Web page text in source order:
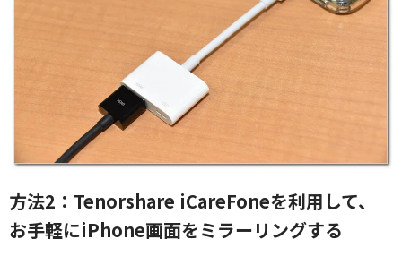
方法2：Tenorshare iCareFoneを利用して、
お手軽にiPhone画面をミラーリングする